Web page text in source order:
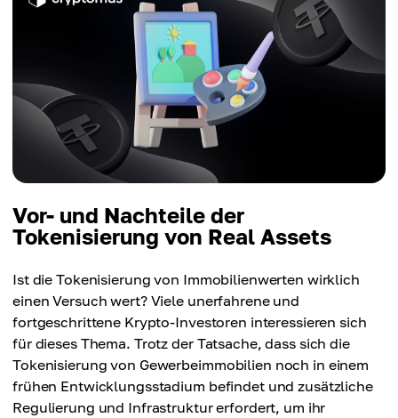
Vor- und Nachteile der
Tokenisierung von Real Assets
Ist die Tokenisierung von Immobilienwerten wirklich
einen Versuch wert? Viele unerfahrene und
fortgeschrittene Krypto-Investoren interessieren sich
für dieses Thema. Trotz der Tatsache, dass sich die
Tokenisierung von Gewerbeimmobilien noch in einem
frühen Entwicklungsstadium befindet und zusätzliche
Regulierung und Infrastruktur erfordert, um ihr